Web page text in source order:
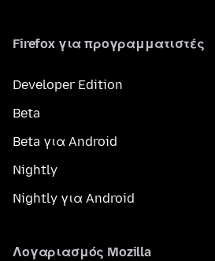
Firefox για προγραμματιστές
Developer Edition
Beta
Beta για Android
Nightly
Nightly για Android
Λογαριασμός Mozilla